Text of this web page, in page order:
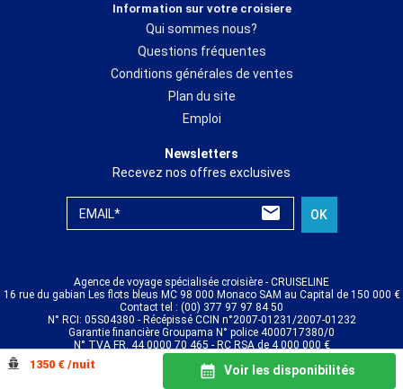
1350 € /nuit Voir les disponibilités
Information sur votre croisiere
Qui sommes nous?
Questions fréquentes
Conditions générales de ventes
Plan du site
Emploi
Newsletters
Recevez nos offres exclusives
EMAIL* OK
Agence de voyage spécialisée croisière - CRUISELINE
16 rue du gabian Les flots bleus MC 98 000 Monaco SAM au Capital de 150 000 €
Contact tel : (00) 377 97 97 84 50
N° RCI: 05S04380 - Récépissé CCIN n°2007-01231/2007-01232
Garantie financière Groupama N° police 4000717380/0
N° TVA FR. 44 0000 70 465 - RC RSA de 4 000 000 €
© CRUISELINE 2026 - all rights reserved